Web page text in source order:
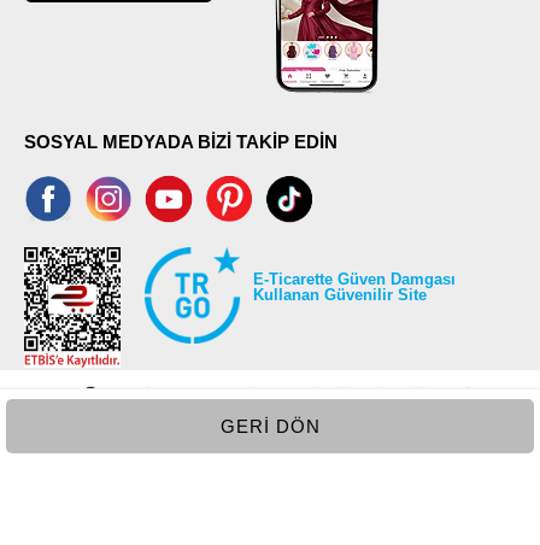
GERI DÖN
SOSYAL MEDYADA BİZİ TAKİP EDİN
E-Ticarette Güven Damgası
Kullanan Güvenilir Site